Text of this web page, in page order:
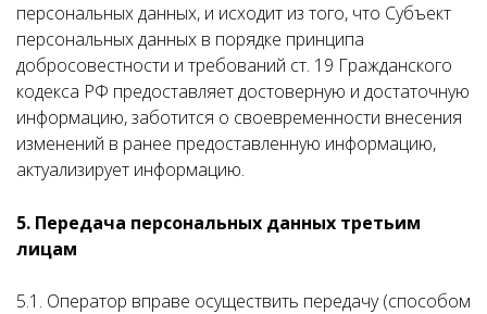
персональных данных, и исходит из того, что Субъект
персональных данных в порядке принципа
добросовестности и требований ст. 19 Гражданского
кодекса РФ предоставляет достоверную и достаточную
информацию, заботится о своевременности внесения
изменений в ранее предоставленную информацию,
актуализирует информацию.
5. Передача персональных данных третьим
лицам
5.1. Оператор вправе осуществить передачу (способом